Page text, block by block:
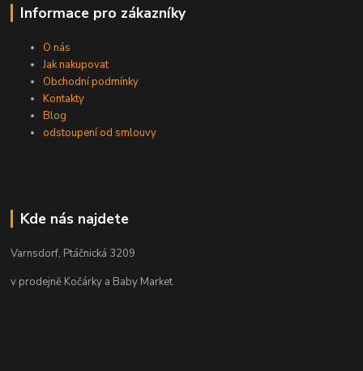
Informace pro zákazníky
O nás
Jak nakupovat
Obchodní podmínky
Kontakty
Blog
odstoupení od smlouvy
Kde nás najdete
Varnsdorf, Ptáčnická 3209
v prodejně Kočárky a Baby Market